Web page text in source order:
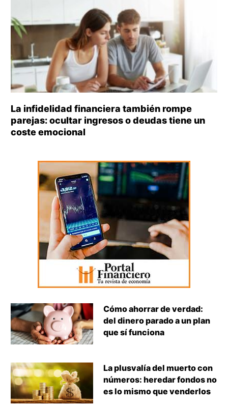
La infidelidad financiera también rompe
parejas: ocultar ingresos o deudas tiene un
coste emocional
Cómo ahorrar de verdad:
del dinero parado a un plan
que sí funciona
La plusvalía del muerto con
números: heredar fondos no
es lo mismo que venderlos